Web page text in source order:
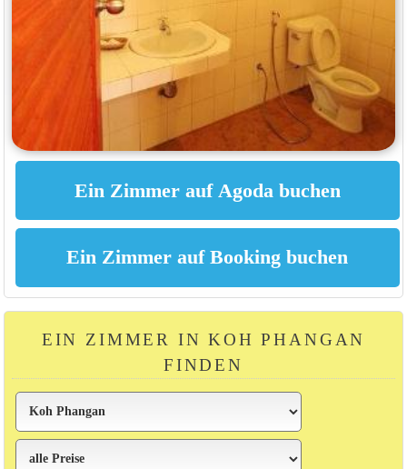
EIN ZIMMER IN KOH PHANGAN
FINDEN